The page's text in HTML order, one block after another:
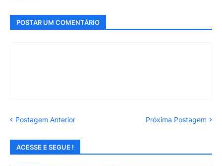
POSTAR UM COMENTÁRIO
Postagem Anterior Próxima Postagem
ACESSE E SEGUE !